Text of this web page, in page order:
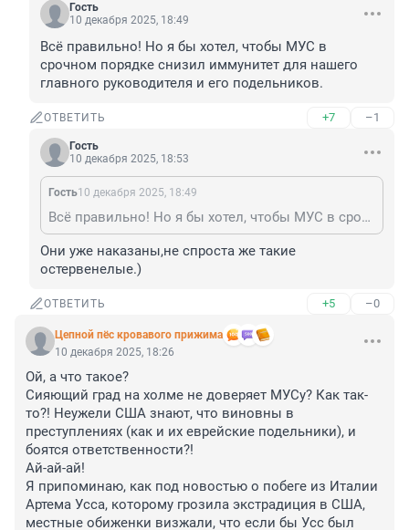
Гость
10 декабря 2025, 18:49
Всё правильно! Но я бы хотел, чтобы МУС в
срочном порядке снизил иммунитет для нашего
главного руководителя и его подельников.
ОТВЕТИТЬ +7 –1
Гость
10 декабря 2025, 18:53
Гость10 декабря 2025, 18:49
Всё правильно! Но я бы хотел, чтобы МУС в срочном порядке снизил иммунитет для нашего главного руководителя и его подельников.
Они уже наказаны,не спроста же такие
остервенелые.)
ОТВЕТИТЬ +5 –0
Цепной пёс кровавого прижима
10 декабря 2025, 18:26
Ой, а что такое?
Сияющий град на холме не доверяет МУСу? Как так-
то?! Неужели США знают, что виновны в
преступлениях (как и их еврейские подельники), и
боятся ответственности?!
Ай-ай-ай!
Я припоминаю, как под новостью о побеге из Италии
Артема Усса, которому грозила экстрадиция в США,
местные обиженки визжали, что если бы Усс был